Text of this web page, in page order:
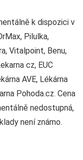
k dispozici v
Pilulka,
Vitalpoint, Benu,
cz, EUC
AVE, Lékárna
Pohoda.cz. Cena
nedostupná,
není známo.